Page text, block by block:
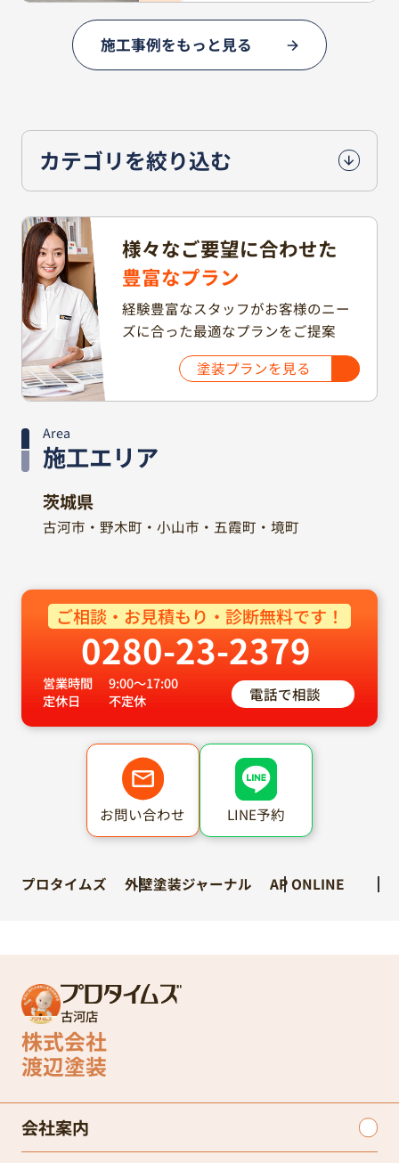
施工事例をもっと見る
カテゴリを絞り込む
様々なご要望に合わせた
豊富なプラン
経験豊富なスタッフがお客様のニー
ズに合った最適なプランをご提案
塗装プランを見る
施工エリア
Area
茨城県
古河市・野木町・小山市・五霞町・境町
ご相談・お見積もり・診断無料です！
0280-23-2379
営業時間
9:00～17:00
定休日
不定休 電話で相談
お問い合わせ LINE予約
プロタイムズ 外壁塗装ジャーナル AP ONLINE
古河店
株式会社
渡辺塗装
会社案内